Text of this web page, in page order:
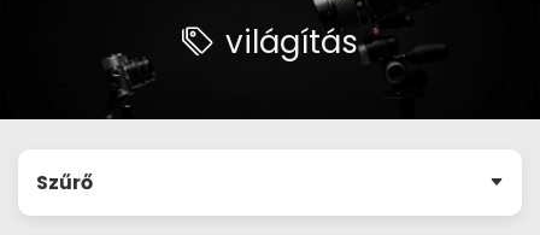
világítás
Szűrő